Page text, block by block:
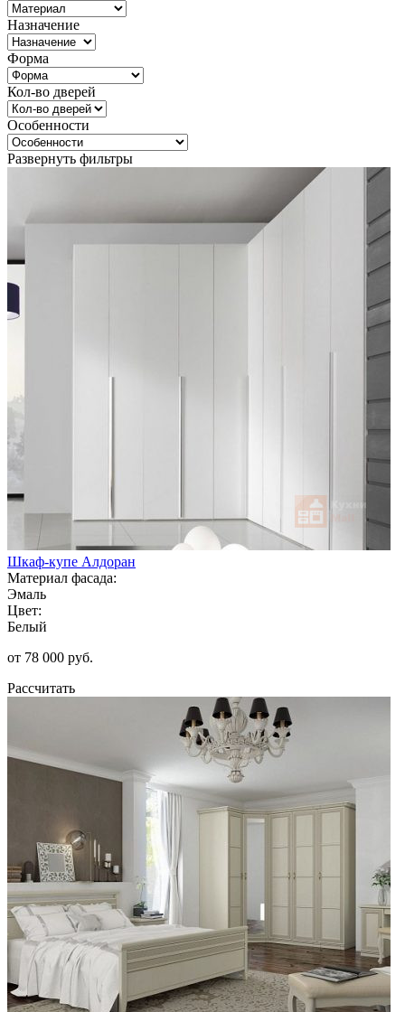
Назначение
Форма
Кол-во дверей
Особенности
Развернуть фильтры
Шкаф-купе Алдоран
Материал фасада:
Эмаль
Цвет:
Белый
от 78 000 руб.
Рассчитать